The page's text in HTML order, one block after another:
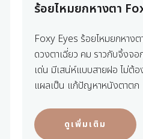
ร้อยไหมยกหางตา
Foxy Eyes ร้อยไหมยกหาง
ดวงตาเฉี่ยว คม ราวกับจิ้งจอ
เด่น มีเสน่ห์แบบสายฝอ ไม่ต้
แผลเป็น แก้ปัญหาหนังตาตก
ดูเพิ่มเติม